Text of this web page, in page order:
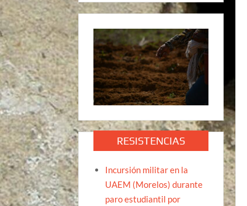
RESISTENCIAS
Incursión militar en la
UAEM (Morelos) durante
paro estudiantil por